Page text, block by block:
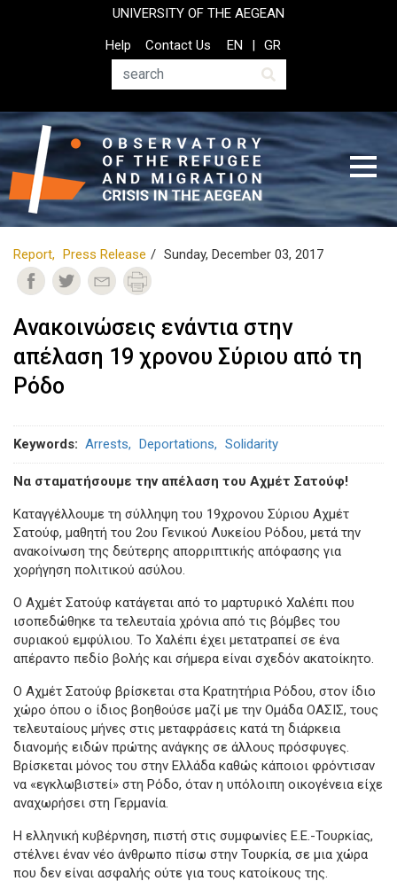
UNIVERSITY OF THE AEGEAN
Top
Header
Help
Contact Us
Search
EN GR
Report Press Release Sunday, December 03, 2017
Ανακοινώσεις ενάντια στην
απέλαση 19 χρονου Σύριου από τη
Ρόδο
Keywords Arrests Deportations Solidarity
Να σταματήσουμε την απέλαση του Αχμέτ Σατούφ!
Καταγγέλλουμε τη σύλληψη του 19χρονου Σύριου Αχμέτ
Σατούφ, μαθητή του 2ου Γενικού Λυκείου Ρόδου, μετά την
ανακοίνωση της δεύτερης απορριπτικής απόφασης για
χορήγηση πολιτικού ασύλου.
Ο Αχμέτ Σατούφ κατάγεται από το μαρτυρικό Χαλέπι που
ισοπεδώθηκε τα τελευταία χρόνια από τις βόμβες του
συριακού εμφύλιου. Το Χαλέπι έχει μετατραπεί σε ένα
απέραντο πεδίο βολής και σήμερα είναι σχεδόν ακατοίκητο.
Ο Αχμέτ Σατούφ βρίσκεται στα Κρατητήρια Ρόδου, στον ίδιο
χώρο όπου ο ίδιος βοηθούσε μαζί με την Ομάδα ΟΑΣΙΣ, τους
τελευταίους μήνες στις μεταφράσεις κατά τη διάρκεια
διανομής ειδών πρώτης ανάγκης σε άλλους πρόσφυγες.
Βρίσκεται μόνος του στην Ελλάδα καθώς κάποιοι φρόντισαν
να «εγκλωβιστεί» στη Ρόδο, όταν η υπόλοιπη οικογένεια είχε
αναχωρήσει στη Γερμανία.
Η ελληνική κυβέρνηση, πιστή στις συμφωνίες Ε.Ε.-Τουρκίας,
στέλνει έναν νέο άνθρωπο πίσω στην Τουρκία, σε μια χώρα
που δεν είναι ασφαλής ούτε για τους κατοίκους της.